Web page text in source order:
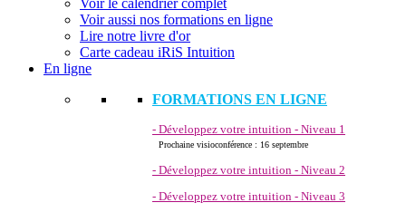
Voir le calendrier complet
Voir aussi nos formations en ligne
Lire notre livre d'or
Carte cadeau iRiS Intuition
En ligne
FORMATIONS EN LIGNE
- Développez votre intuition - Niveau 1
Prochaine visioconférence : 16 septembre
- Développez votre intuition - Niveau 2
- Développez votre intuition - Niveau 3